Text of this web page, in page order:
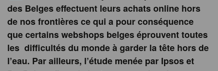
des Belges effectuent leurs achats online hors
de nos frontières ce qui a pour conséquence
que certains webshops belges éprouvent toutes
les difficultés du monde à garder la tête hors de
l’eau. Par ailleurs, l’étude menée par Ipsos et